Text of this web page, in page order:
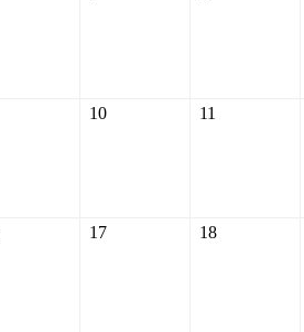
10 11
17 18